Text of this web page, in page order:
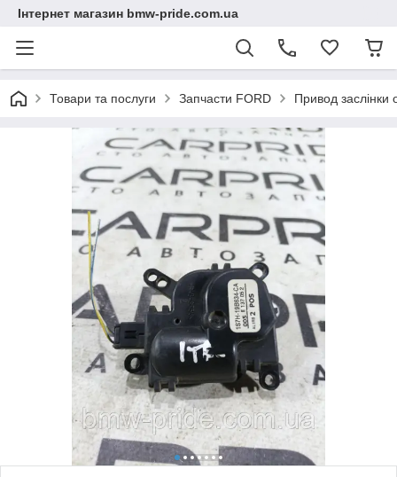
Інтернет магазин bmw-pride.com.ua
Товари та послуги Запчасти FORD Привод